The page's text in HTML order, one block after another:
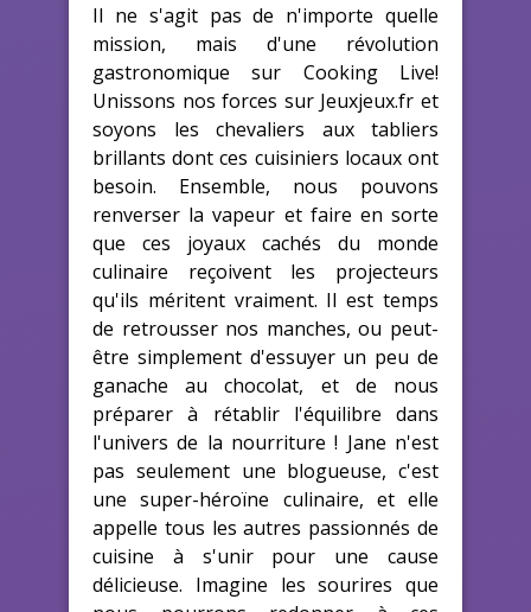
Il ne s'agit pas de n'importe quelle
mission, mais d'une révolution
gastronomique sur Cooking Live!
Unissons nos forces sur Jeuxjeux.fr et
soyons les chevaliers aux tabliers
brillants dont ces cuisiniers locaux ont
besoin. Ensemble, nous pouvons
renverser la vapeur et faire en sorte
que ces joyaux cachés du monde
culinaire reçoivent les projecteurs
qu'ils méritent vraiment. Il est temps
de retrousser nos manches, ou peut-
être simplement d'essuyer un peu de
ganache au chocolat, et de nous
préparer à rétablir l'équilibre dans
l'univers de la nourriture ! Jane n'est
pas seulement une blogueuse, c'est
une super-héroïne culinaire, et elle
appelle tous les autres passionnés de
cuisine à s'unir pour une cause
délicieuse. Imagine les sourires que